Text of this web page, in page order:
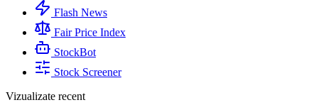
Flash News
Fair Price Index
StockBot
Stock Screener
Vizualizate recent